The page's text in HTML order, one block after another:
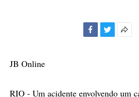
JB Online
RIO - Um acidente envolvendo um